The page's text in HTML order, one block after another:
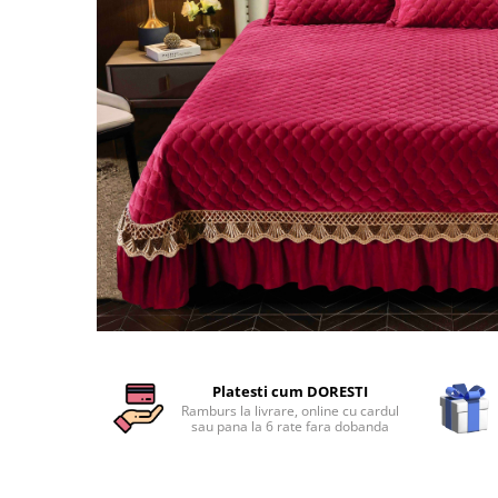
Cearceaf cu elastic
Cearceaf normal
Lenjerii De Pat Creponate
Lenjerii De Pat Bumbac Poplin 2
Lenjerii De Pat Bumbac Poplin,
Matlasate, 2 Persoane
Lenjerii De Pat Bumbac Satinat 2
Lenjerii De Pat Volanase
Lenjerii De Pat, Finet Premium 3D,
2 Persoane
Lenjerii De Pat Catifea
Lenjerii De Pat Cocolino
Facebook
Platesti cum DORESTI
Ramburs la livrare, online cu cardul
sau pana la 6 rate fara dobanda